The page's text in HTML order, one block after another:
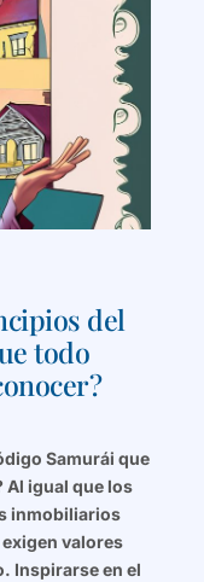
del
todo
Samurái que
igual que los
inmobiliarios
valores
Inspirarse en el